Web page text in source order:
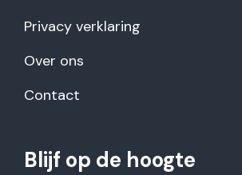
Privacy verklaring
Over ons
Contact
Blijf op de hoogte